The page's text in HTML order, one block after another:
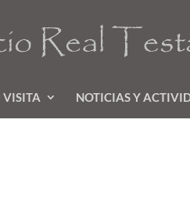
VISITA NOTICIAS Y